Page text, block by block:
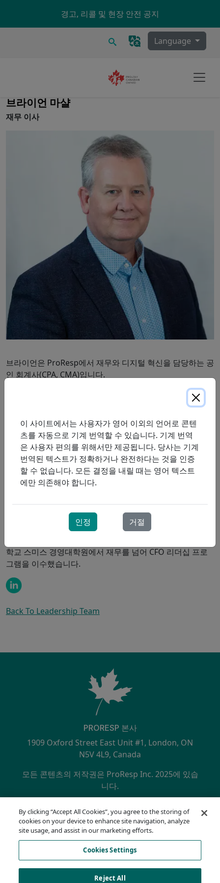
경고, 리콜 및 현장 안전 공지
찾다 Language
브라이언 마샬
재무 이사
브라이언은 ProResp에서 재무와 디지털 혁신을 담당하는 공
인 회계사(CPA, CMA)입니다.
브라이언은 1997년 ProResp의 고위 경영진에 합류한 이후,
전략적, 사업적 통찰력을 활용해 중요한 통찰력을 제공하고
ProResp의 성장과 성공에 필수적인 견고한 재무 및 정보 시
스템을 개발했습니다. 이는 신뢰할 수 있고 의미 있는 호흡 관
리 제공을 위해서입니다.
브라이언은 강력한 팀워크와 참여 정신을 육성하기 위해 회
사의 모든 측면과 긴밀히 협력하고 있으며, 합작 투자 파트너
와 보건부를 포함한 모든 ProResp 이해 관계자와의 관계를
ProResp에 합류하기 전, 브라이언은 유통, 소매, 제조 기업에
서 다양한 프로그레시브 파이낸스(Progressive Finance) 직
학교 스미스 경영대학원에서 재무를 넘어 CFO 리더십 프로
그램을 이수했습니다.
Back To Leadership Team
PRORESP 본사
1909 Oxford Street East Unit #1, London, ON
N5V 4L9, Canada
모든 콘텐츠의 저작권은 ProResp Inc. 2025에 있습
니다.
SECONDARY MENU
개인정보 보호정책
규정 준수 핫라인
이용 약관
AODA
Cookies Settings
이 사이트에서는 사용자가 영어 이외의 언어로 콘텐
츠를 자동으로 기계 번역할 수 있습니다. 기계 번역
은 사용자 편의를 위해서만 제공됩니다. 당사는 기계
번역된 텍스트가 정확하거나 완전하다는 것을 인증
할 수 없습니다. 모든 결정을 내릴 때는 영어 텍스트
에만 의존해야 합니다.
인정 거절
By clicking “Accept All Cookies”, you agree to the storing of
cookies on your device to enhance site navigation, analyze
site usage, and assist in our marketing efforts.
Cookies Settings
Reject All